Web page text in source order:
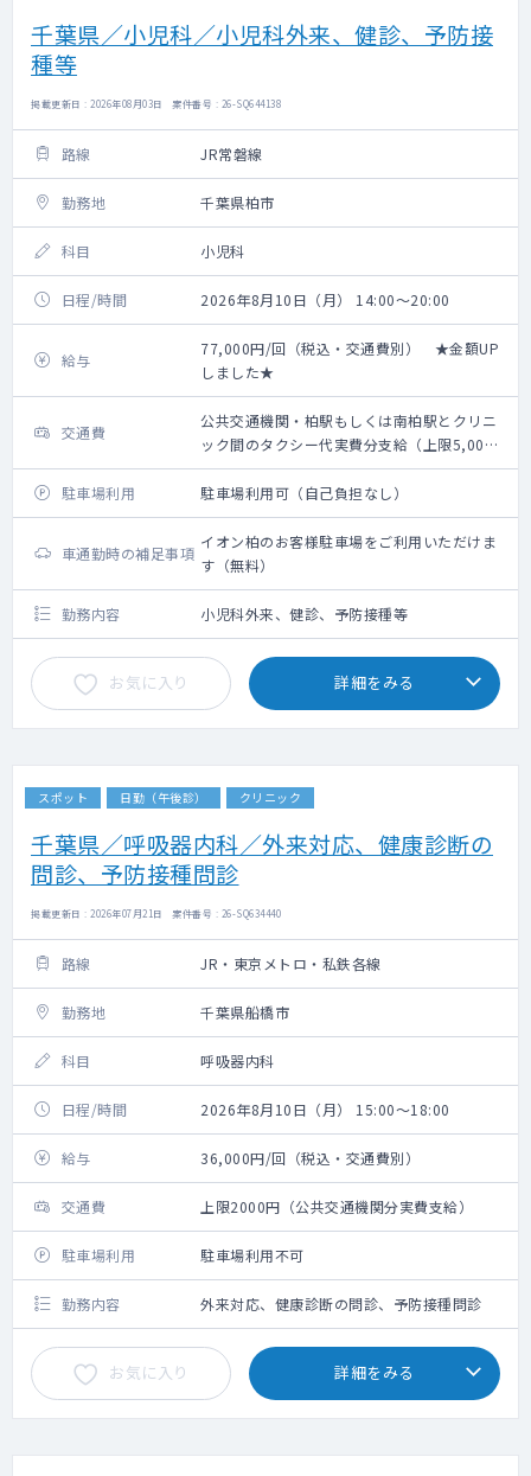
千葉県／小児科／小児科外来、健診、予防接
種等
掲載更新日 : 2026年08月03日 案件番号 : 26-SQ644138
路線 JR常磐線
勤務地 千葉県柏市
科目 小児科
日程/時間 2026年8月10日（月） 14:00～20:00
給与
77,000円/回（税込・交通費別） ★金額UP
しました★
交通費
公共交通機関・柏駅もしくは南柏駅とクリニ
ック間のタクシー代実費分支給（上限5,000
円）
駐車場利用
駐車場利用可（自己負担なし）
車通勤時の補足事項
イオン柏のお客様駐車場をご利用いただけま
す（無料）
勤務内容 小児科外来、健診、予防接種等
お気に入り 詳細をみる
スポット 日勤（午後診） クリニック
千葉県／呼吸器内科／外来対応、健康診断の
問診、予防接種問診
掲載更新日 : 2026年07月21日 案件番号 : 26-SQ634440
路線 JR・東京メトロ・私鉄各線
勤務地 千葉県船橋市
科目 呼吸器内科
日程/時間 2026年8月10日（月） 15:00～18:00
給与 36,000円/回（税込・交通費別）
交通費 上限2000円（公共交通機関分実費支給）
駐車場利用 駐車場利用不可
勤務内容 外来対応、健康診断の問診、予防接種問診
お気に入り 詳細をみる